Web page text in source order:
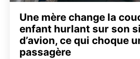
Une mère change la
enfant hurlant sur son
d’avion, ce qui choque
passagère